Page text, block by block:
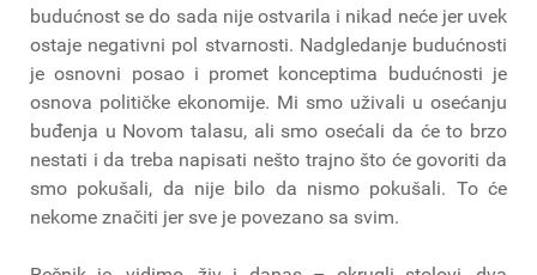
budućnost se do sada nije ostvarila i nikad neće jer uvek
ostaje negativni pol stvarnosti. Nadgledanje budućnosti
je osnovni posao i promet konceptima budućnosti je
osnova političke ekonomije. Mi smo uživali u osećanju
buđenja u Novom talasu, ali smo osećali da će to brzo
nestati i da treba napisati nešto trajno što će govoriti da
smo pokušali, da nije bilo da nismo pokušali. To će
nekome značiti jer sve je povezano sa svim.